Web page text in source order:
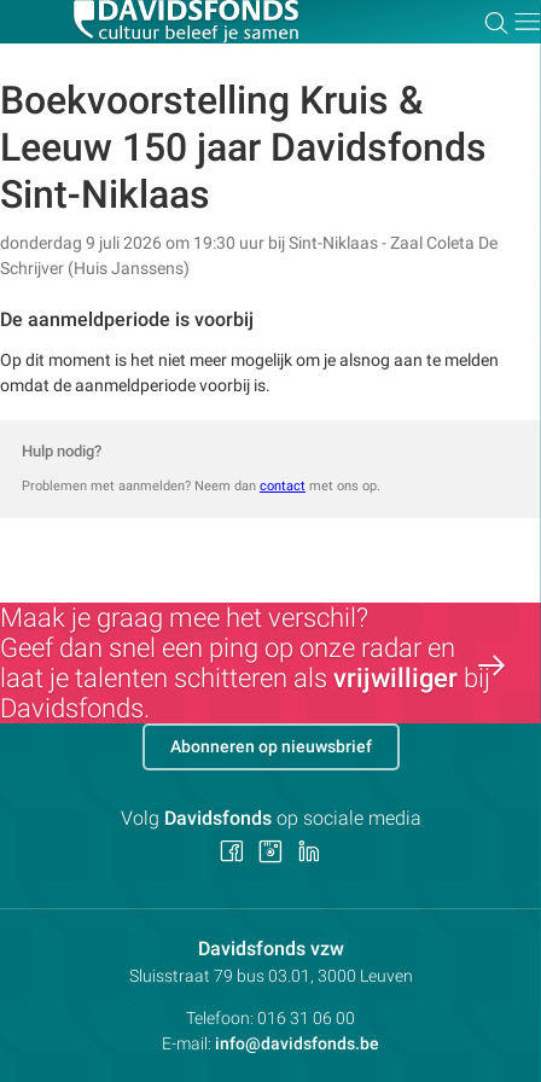
Boekvoorstelling Kruis &
Leeuw 150 jaar Davidsfonds
Sint-Niklaas
donderdag 9 juli 2026 om 19:30 uur bijSint-Niklaas - Zaal Coleta De
Schrijver (Huis Janssens)
De aanmeldperiode is voorbij
Op dit moment is het niet meer mogelijk om je alsnog aan te melden
omdat de aanmeldperiode voorbij is.
Hulp nodig?
Problemen met aanmelden? Neem dan contactmet ons op.
Maak je graag mee het verschil?
Geef dan snel een ping op onze radar en
laat je talenten schitteren als vrijwilliger bij
Davidsfonds.
Davidsfonds vzwContactpersoon:
Adres:
Sluisstraat 79 bus 03.01, 3000 Leuven
Telefoon: 016 31 06 00
E-mail: info@davidsfonds.be
Abonneren op nieuwsbrief
Volg Davidsfondsop sociale media
Volg Volg
Zoek:
Zoeken